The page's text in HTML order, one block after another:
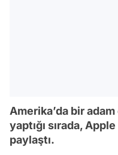
Amerika’da bir
yaptığı sırada,
paylaştı.